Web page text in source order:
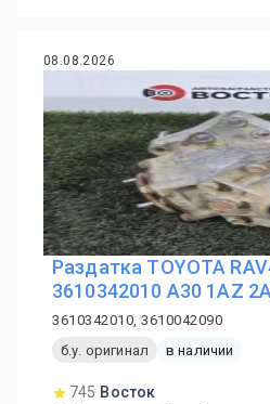
08.08.2026
Раздатка TOYOTA
3610342010 A30 1AZ
3610342010, 3610042090
б.у. оригинал
в наличии
745 Восток